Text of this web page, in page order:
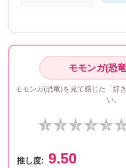
モモンガ(恐
モモンガ(恐竜)を見て感じた「好
い。
6
5
4
3
2
1
推し度: 9.50